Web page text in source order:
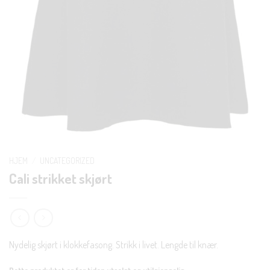
Cali strikket skjørt
Nydelig skjørt i klokkefasong. Strikk i livet. Lengde til knær.